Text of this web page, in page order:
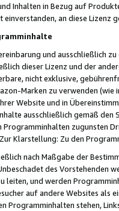
Inhalten in Bezug auf
an diese Lizenz
und ausschließlich
dieser Lizenz und der
nicht exklusive,
Marken zu verwenden
Website und in
ausschließlich gemäß
Programminhalten zugunsten
Klarstellung: Zu den
nach Maßgabe der
des Vorstehenden
leiten, und werden
auf andere Websites als
Programminhalten stehen,